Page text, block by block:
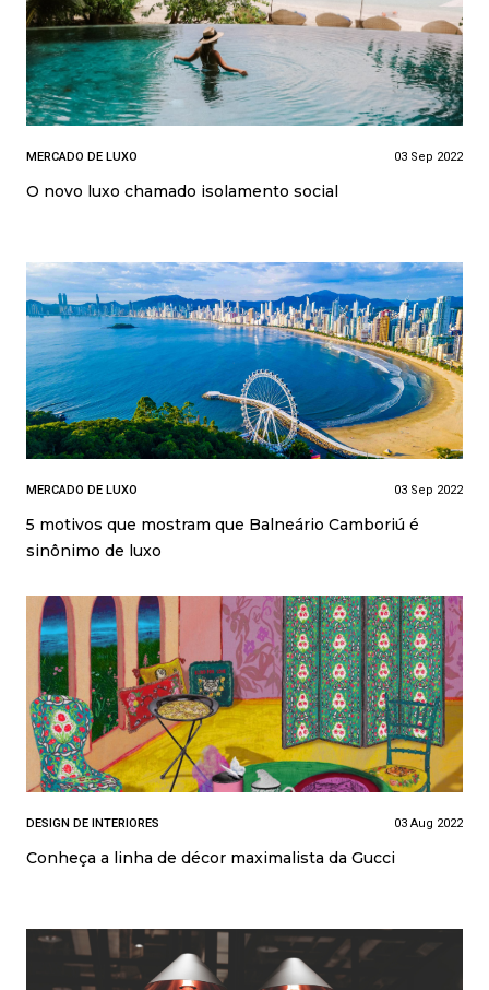
MERCADO DE LUXO 03 Sep 2022
O novo luxo chamado isolamento social
MERCADO DE LUXO 03 Sep 2022
5 motivos que mostram que Balneário Camboriú é
sinônimo de luxo
DESIGN DE INTERIORES 03 Aug 2022
Conheça a linha de décor maximalista da Gucci